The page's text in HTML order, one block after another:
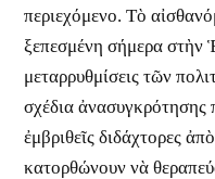
περιεχόμενο. Τὸ
ξεπεσμένη σήμερα στὴν
μεταρρυθμίσεις τῶν
σχέδια
ἐμβριθεῖς διδάχτορες
κατορθώνουν νὰ